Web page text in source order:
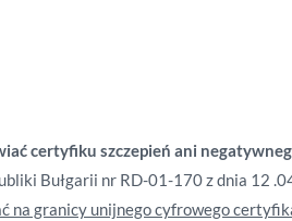
certyfiku szczepień ani
Bułgarii nr RD-01-170 z dnia 12
na granicy unijnego cyfrowego